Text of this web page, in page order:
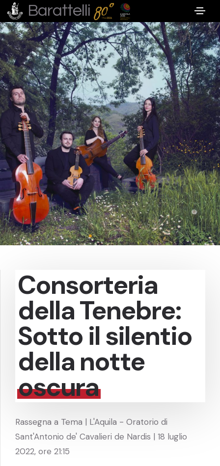
Barattelli
Consorteria
della Tenebre:
Sotto il silentio
della notte
oscura
Rassegna a Tema | L'Aquila - Oratorio di
Sant'Antonio de' Cavalieri de Nardis | 18 luglio
2022, ore 21:15